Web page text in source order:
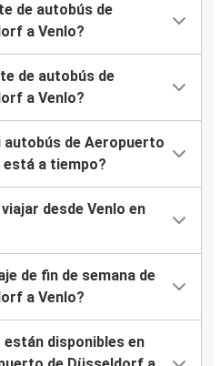
de autobús de
a Venlo?
de autobús de
a Venlo?
autobús de Aeropuerto
a tiempo?
desde Venlo en
de fin de semana de
a Venlo?
disponibles en